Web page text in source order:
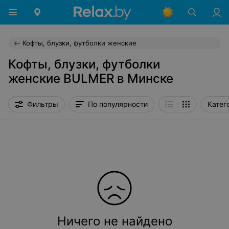
Кофты, блузки, футболки женские
Кофты, блузки, футболки
женские BULMER в Минске
Фильтры По популярности
Ничего не найдено